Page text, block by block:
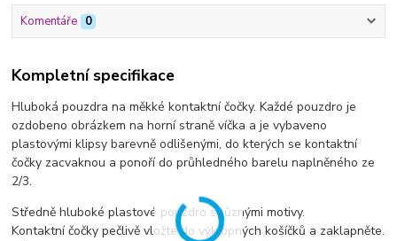
Komentáře 0
Kompletní specifikace
Hluboká pouzdra na měkké kontaktní čočky. Každé pouzdro je
ozdobeno obrázkem na horní straně víčka a je vybaveno
plastovými klipsy barevně odlišenými, do kterých se kontaktní
čočky zacvaknou a ponoří do průhledného barelu naplněného ze
2/3.
Středně hluboké plastové pouzdro s různými motivy.
Kontaktní čočky pečlivě vložte do výklopných košíčků a zaklapněte.